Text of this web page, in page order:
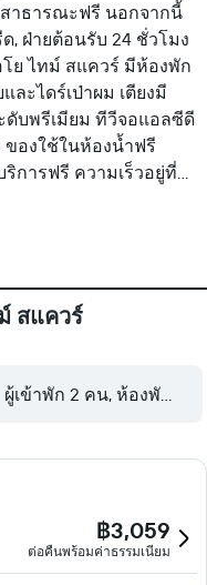
าธารณะฟรี นอกจากนี้
, ฝ่ายต้อนรับ 24 ชั่วโมง
ย ไทม์ สแควร์ มีห้องพัก
ะไดร์เป่าผม เตียงมี
ดับพรีเมียม ทีวีจอแอลซีดี
ของใช้ในห้องน้ำฟรี
การฟรี ความเร็วอยู่ที่
าจมีข้อจำกัด) สามารถ
ารทำความสะอาดทุกวัน
สแควร์
ผู้เข้าพัก 2 คน, ห้องพัก 1 ห้
฿3,059
ต่อคืนพร้อมค่าธรรมเนียม